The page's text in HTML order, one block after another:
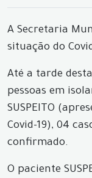
A Secretaria
situação do
Até a tarde
pessoas em
SUSPEITO
Covid-19), 04
confirmado.
O paciente